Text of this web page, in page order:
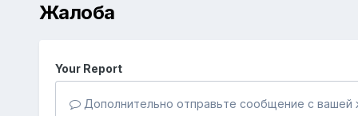
Жалоба
Your Report
Дополнительно отправьте сообщение с вашей